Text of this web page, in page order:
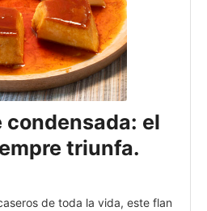
condensada: el
triunfa.
de toda la vida, este flan